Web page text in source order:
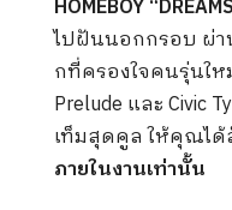
HOMEBOY
ไปฝันนอกกรอบ ผ่า
กที่ครองใจคนรุ่นให
Prelude และ Civic
เท็มสุดคูล ให้คุณไ
ภายในงานเท่านั้น